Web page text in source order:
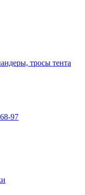
тросы тента
97